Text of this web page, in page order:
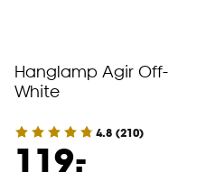
Hanglamp Agir Off-
White
4.8 (210)
119.
-